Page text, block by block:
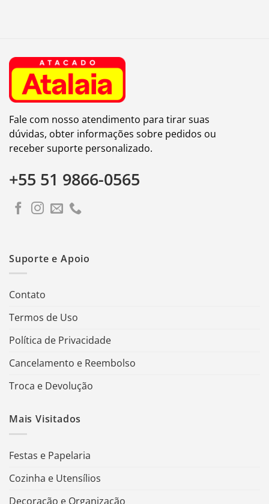
Fale com nosso atendimento para tirar suas
dúvidas, obter informações sobre pedidos ou
receber suporte personalizado.
+55 51 9866-0565
Suporte e Apoio
Contato
Termos de Uso
Política de Privacidade
Cancelamento e Reembolso
Troca e Devolução
Mais Visitados
Festas e Papelaria
Cozinha e Utensílios
Decoração e Organização